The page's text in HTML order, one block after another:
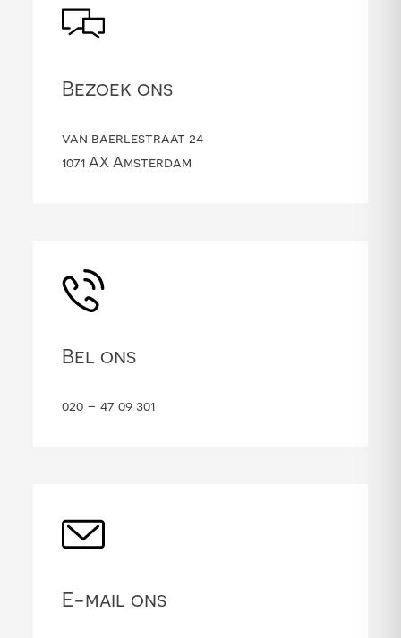
Bezoek ons
van baerlestraat 24
1071 AX Amsterdam
Bel ons
020 – 47 09 301
E-mail ons